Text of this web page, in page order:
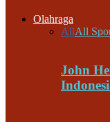
Olahraga
AllAll
John